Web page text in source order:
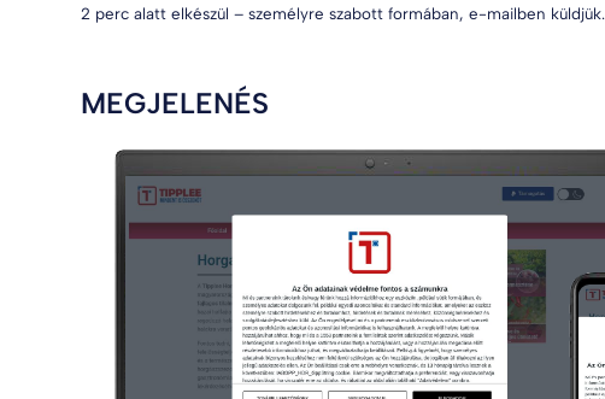
2 perc alatt elkészül – személyre szabott formában, e-mailben küldjük.
MEGJELENÉS